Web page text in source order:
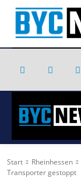
Start Rheinhessen
Transporter gestoppt